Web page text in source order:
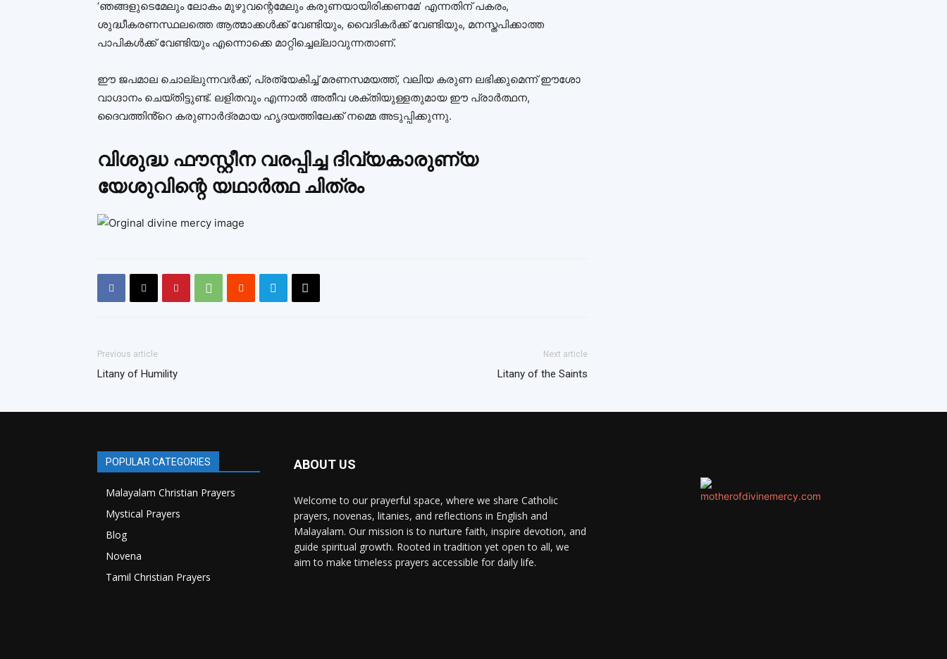
‘ഞങ്ങളുടെമേലും ലോകം മുഴുവന്റെമേലും കരുണയായിരിക്കണമേ’ എന്നതിന് പകരം,
ശുദ്ധീകരണസ്ഥലത്തെ ആത്മാക്കൾക്ക് വേണ്ടിയും, വൈദികർക്ക് വേണ്ടിയും, മനസ്തപിക്കാത്ത
പാപികൾക്ക് വേണ്ടിയും എന്നൊക്കെ മാറ്റിച്ചെല്ലാവുന്നതാണ്.
ഈ ജപമാല ചൊല്ലുന്നവർക്ക്, പ്രത്യേകിച്ച് മരണസമയത്ത്, വലിയ കരുണ ലഭിക്കുമെന്ന് ഈശോ
വാഗ്ദാനം ചെയ്തിട്ടുണ്ട്. ലളിതവും എന്നാൽ അതീവ ശക്തിയുള്ളതുമായ ഈ പ്രാർത്ഥന,
ദൈവത്തിൻ്റെ കരുണാർദ്രമായ ഹൃദയത്തിലേക്ക് നമ്മെ അടുപ്പിക്കുന്നു.
വിശുദ്ധ ഫൗസ്റ്റീന വരപ്പിച്ച ദിവ്യകാരുണ്യ
യേശുവിന്റെ യഥാർത്ഥ ചിത്രം
Previous article
Litany of Humility
Next article
Litany of the Saints
POPULAR CATEGORIES
Malayalam Christian Prayers
Mystical Prayers
Blog
Novena
Tamil Christian Prayers
ABOUT US
Welcome to our prayerful space, where we share Catholic
prayers, novenas, litanies, and reflections in English and
Malayalam. Our mission is to nurture faith, inspire devotion, and
guide spiritual growth. Rooted in tradition yet open to all, we
aim to make timeless prayers accessible for daily life.